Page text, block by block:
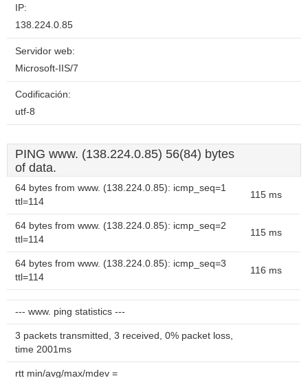
IP:
138.224.0.85
Servidor web:
Microsoft-IIS/7
Codificación:
utf-8
PING www. (138.224.0.85) 56(84) bytes
of data.
64 bytes from www. (138.224.0.85): icmp_seq=1
ttl=114
115 ms
64 bytes from www. (138.224.0.85): icmp_seq=2
ttl=114
115 ms
64 bytes from www. (138.224.0.85): icmp_seq=3
ttl=114
116 ms
--- www. ping statistics ---
3 packets transmitted, 3 received, 0% packet loss,
time 2001ms
rtt min/avg/max/mdev =